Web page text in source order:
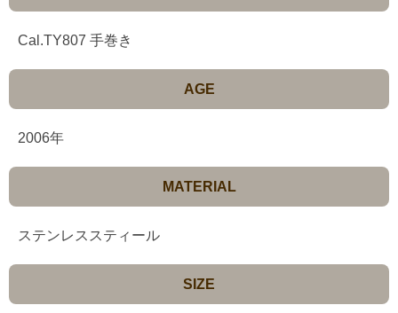
Cal.TY807 手巻き
AGE
2006年
MATERIAL
ステンレススティール
SIZE